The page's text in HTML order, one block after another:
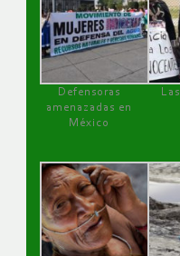
Defensoras
amenazadas en
México